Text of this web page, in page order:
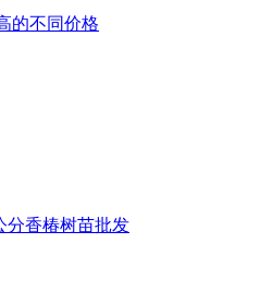
的不同价格
分香椿树苗批发